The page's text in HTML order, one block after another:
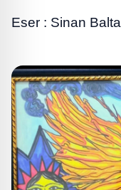
Eser : Sinan Balta